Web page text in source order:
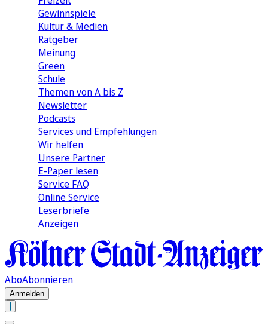
Gewinnspiele
Kultur & Medien
Ratgeber
Meinung
Green
Schule
Themen von A bis Z
Newsletter
Podcasts
Services und Empfehlungen
Wir helfen
Unsere Partner
E-Paper lesen
Service FAQ
Online Service
Leserbriefe
Anzeigen
AboAbonnieren
Anmelden